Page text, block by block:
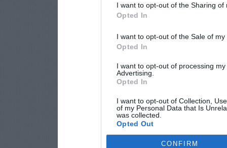
I want to opt-out of the Sharing of
Opted In
I want to opt-out of the Sale of
Opted In
I want to opt-out of processing
Advertising.
Opted In
I want to opt-out of Collection,
of my Personal Data that Is
was collected.
Opted Out
CONFIRM